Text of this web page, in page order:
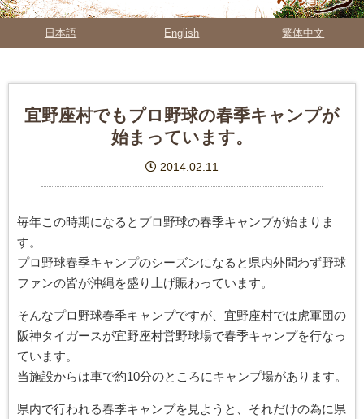
日本語 English 繁体中文
宜野座村でもプロ野球の春季キャンプが
始まっています。
2014.02.11
毎年この時期になるとプロ野球の春季キャンプが始まりま
す。
プロ野球春季キャンプのシーズンになると県内外問わず野球
ファンの皆が沖縄を盛り上げ賑わっています。
そんなプロ野球春季キャンプですが、宜野座村では虎軍団の
阪神タイガースが宜野座村営野球場で春季キャンプを行なっ
ています。
当施設からは車で約10分のところにキャンプ場があります。
県内で行われる春季キャンプを見ようと、それだけの為に県